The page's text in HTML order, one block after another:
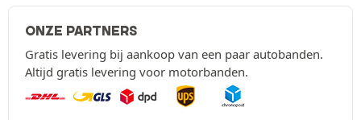
ONZE PARTNERS
Gratis levering bij aankoop van een paar autobanden.
Altijd gratis levering voor motorbanden.